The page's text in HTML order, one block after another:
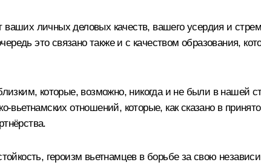
ваших личных деловых качеств, вашего усердия и
это связано также и с качеством образования,
которые, возможно, никогда и не были в нашей
отношений, которые, как сказано в
героизм вьетнамцев в борьбе за свою